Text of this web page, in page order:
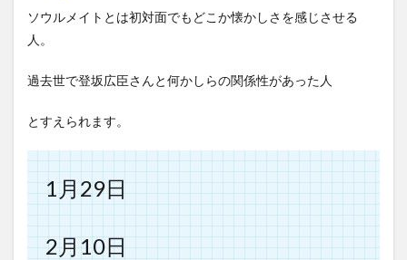
ソウルメイトとは初対面でもどこか懐かしさを感じさせる
人。
過去世で登坂広臣さんと何かしらの関係性があった人
とすえられます。
1月29日
2月10日